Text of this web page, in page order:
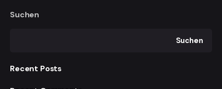
Suchen
Suchen
Recent Posts